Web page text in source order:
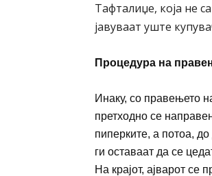
Тафталиџе, која не
јавуваат уште
Процедура на
Инаку, со правењето
претходно се
пиперките, а потоа,
ги оставаат да се
На крајот, ајварот се